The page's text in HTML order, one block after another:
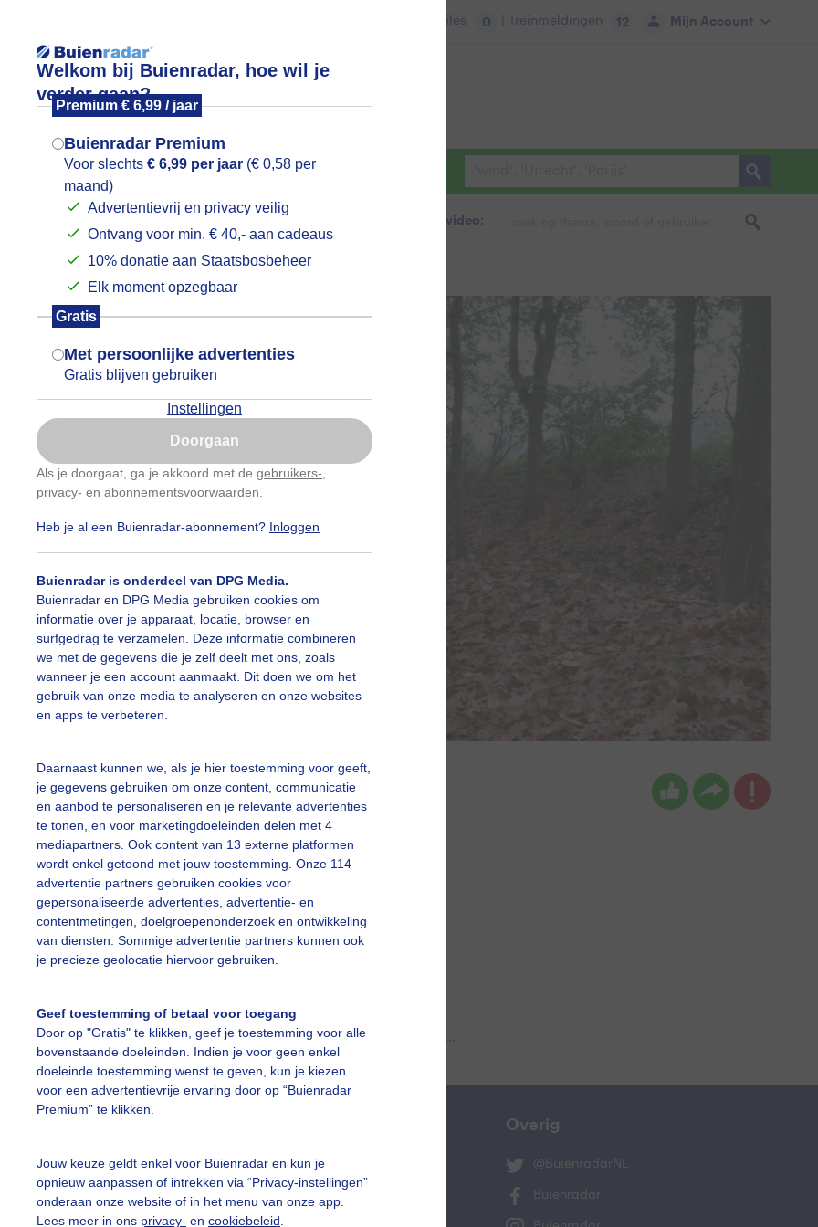
Welkom bij Buienradar, hoe wil je
verder gaan?
Premium € 6,99 / jaar
Buienradar Premium
Voor slechts € 6,99 per jaar (€ 0,58 per
maand)
Advertentievrij en privacy veilig
Ontvang voor min. € 40,- aan cadeaus
10% donatie aan Staatsbosbeheer
Elk moment opzegbaar
Gratis
Met persoonlijke advertenties
Gratis blijven gebruiken
Instellingen
Doorgaan
Als je doorgaat, ga je akkoord met de gebruikers-
privacy- en abonnementsvoorwaarden
Heb je al een Buienradar-abonnement? Inloggen
Buienradar is onderdeel van DPG Media.
Buienradar en DPG Media gebruiken cookies om
informatie over je apparaat, locatie, browser en
surfgedrag te verzamelen. Deze informatie combineren
we met de gegevens die je zelf deelt met ons, zoals
wanneer je een account aanmaakt. Dit doen we om het
gebruik van onze media te analyseren en onze websites
en apps te verbeteren.
Daarnaast kunnen we, als je hier toestemming voor geeft,
je gegevens gebruiken om onze content, communicatie
en aanbod te personaliseren en je relevante advertenties
te tonen, en voor marketingdoeleinden delen met 4
mediapartners. Ook content van 13 externe platformen
wordt enkel getoond met jouw toestemming. Onze 114
advertentie partners gebruiken cookies voor
gepersonaliseerde advertenties, advertentie- en
contentmetingen, doelgroepenonderzoek en ontwikkeling
van diensten. Sommige advertentie partners kunnen ook
je precieze geolocatie hiervoor gebruiken.
Geef toestemming of betaal voor toegang
Door op "Gratis" te klikken, geef je toestemming voor alle
bovenstaande doeleinden. Indien je voor geen enkel
doeleinde toestemming wenst te geven, kun je kiezen
voor een advertentievrije ervaring door op “Buienradar
Premium” te klikken.
Jouw keuze geldt enkel voor Buienradar en kun je
opnieuw aanpassen of intrekken via “Privacy-instellingen”
onderaan onze website of in het menu van onze app.
Lees meer in ons privacy- en cookiebeleid
Mijn Account
Files 0 | Treinmeldingen 12
Foto en video Weerzine
Zoeken in foto & video:
Roos Vaessen Gemaakt: 06-11-2024, 68x bekeken
Grijzedag Herfst
slideshow
Een moment geduld aub...
vragen
De Bilt
Overig
@BuienradarNL
Buienradar
Mogen we je locatie gebruiken voor
het weer?
Indien je hier nog geen akkoord op hebt
gegeven, verschijnt er zo een pop-up uit
je browser waarin deze toestemming
gevraagd wordt.
Is goed, toon de popup
Nu niet, misschien later
Gebruik je Safari en wil je niet elke dag deze pop-up
Klikhierom dit aan te passen